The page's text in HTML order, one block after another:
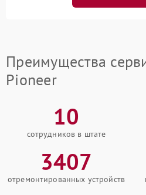
Преимущества
Pioneer
10
сотрудников в штате
3407
отремонтированных устройств